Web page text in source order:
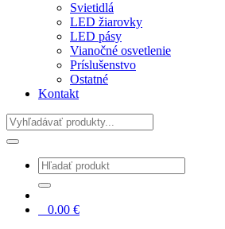
Svietidlá
LED žiarovky
LED pásy
Vianočné osvetlenie
Príslušenstvo
Ostatné
Kontakt
Hladať
0.00 €